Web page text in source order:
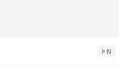
EN